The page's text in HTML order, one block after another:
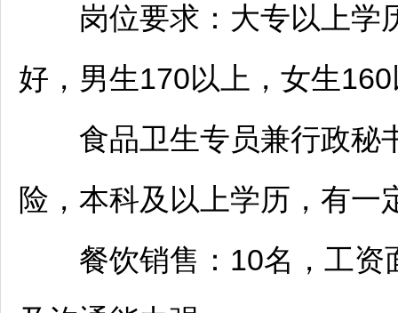
岗位要求：大专以上学
好，男生170以上，女生
食品卫生专员兼行政秘
险，本科及以上学历，有一
餐饮销售：10名，工资